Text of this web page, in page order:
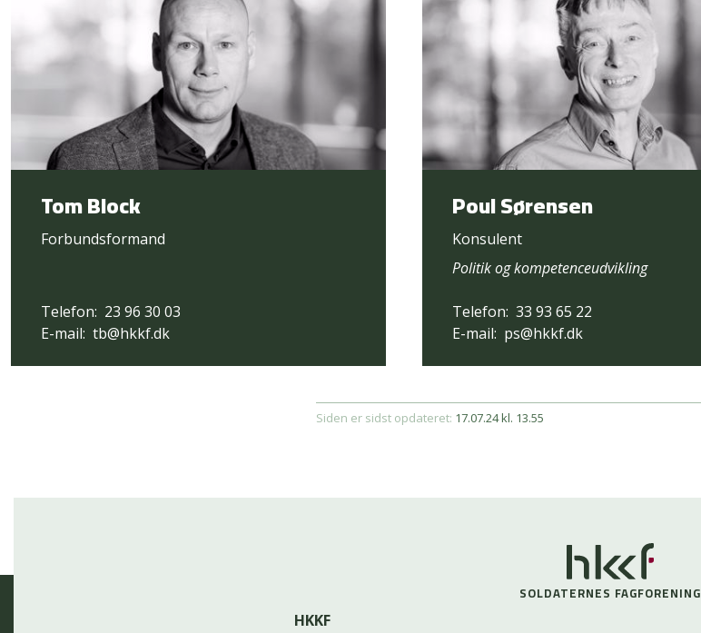
Tom Block
Forbundsformand
Telefon: 23 96 30 03
E-mail: tb@hkkf.dk
Poul Sørensen
Konsulent
Politik og kompetenceudvikling
Telefon: 33 93 65 22
E-mail: ps@hkkf.dk
Siden er sidst opdateret: 17.07.24 kl. 13.55
SOLDATERNES FAGFORENING
HKKF